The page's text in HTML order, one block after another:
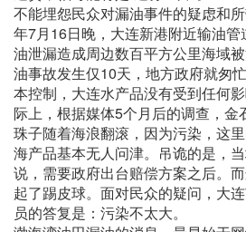
不能埋怨民众对漏油事件的疑虑和
年7月16日晚，大连新港附近输油
油泄漏造成周边数百平方公里海域
油事故发生仅10天，地方政府就匆
本控制，大连水产品没有受到任何
际上，根据媒体5个月后的调查，金
珠子随着海浪翻滚，因为污染，这
海产品基本无人问津。吊诡的是，
说，需要政府出台赔偿方案之后。
起了踢皮球。面对民众的疑问，大
员的答复是：污染不太大。